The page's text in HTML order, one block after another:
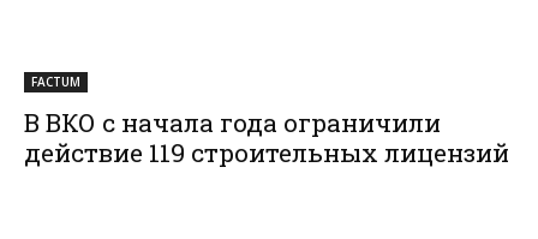
FACTUM
В ВКО с начала года ограничили
действие 119 строительных лицензий